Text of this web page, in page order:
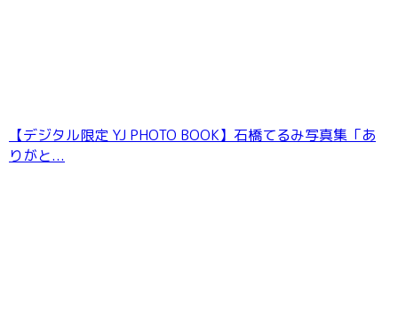
鬼頭明里1st写真集 Love Route
【デジタル限定 YJ PHOTO BOOK】石橋てるみ写真集「あ
りがと...